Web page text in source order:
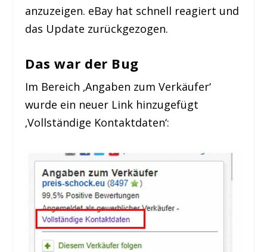
anzuzeigen. eBay hat schnell reagiert und
das Update zurückgezogen.
Das war der Bug
Im Bereich ‚Angaben zum Verkäufer‘
wurde ein neuer Link hinzugefügt
‚Vollständige Kontaktdaten‘: